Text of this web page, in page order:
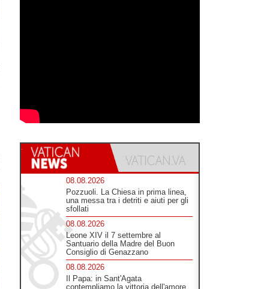
08.08.2026
Pozzuoli. La Chiesa in prima linea,
una messa tra i detriti e aiuti per gli
sfollati
08.08.2026
Leone XIV il 7 settembre al
Santuario della Madre del Buon
Consiglio di Genazzano
08.08.2026